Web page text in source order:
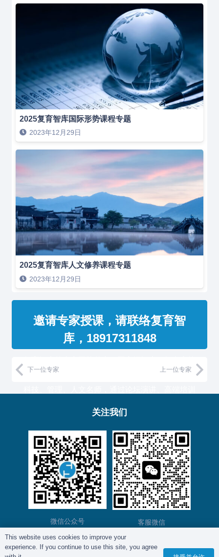
2025复育智库国际形势课程专题
2023年12月29日
2025复育智库人文修养课程专题
2023年12月29日
邀请专家授课，请联络复育智
库，18917311848
教授和500强企业高管，汇聚国内外一流的经济、
升维！
复育智库总部位于上海，服务于金融、通信、能
源、制造、医药等产业的大型客户。
下一位专家 上一位专家
关注我们
微信公众号 客服微信
This website uses cookies to improve your
experience. If you continue to use this site, you agree